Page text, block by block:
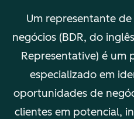
Um representante
negócios (BDR, do inglês
Representative) é um
especializado em
oportunidades de
clientes em potencial,